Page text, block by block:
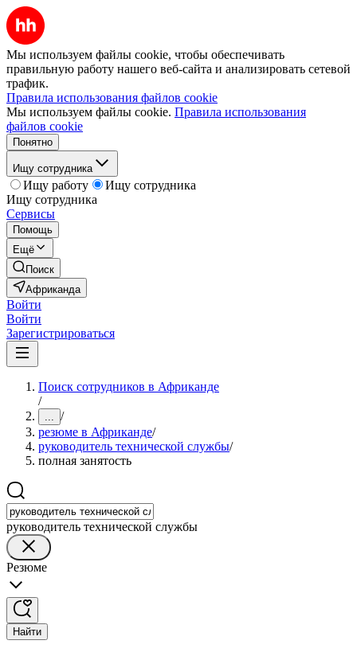
Мы используем файлы cookie, чтобы обеспечивать
правильную работу нашего веб-сайта и анализировать сетевой
трафик.
Правила использования файлов cookie
Мы используем файлы cookie. Правила использования
файлов cookie
Понятно
Ищу сотрудника
Ищу работу
Ищу сотрудника
Ищу сотрудника
Сервисы
Помощь
Ещё
Поиск
Африканда
Войти
Войти
Зарегистрироваться
Поиск сотрудников в Африканде
/
... /
резюме в Африканде/
руководитель технической службы/
полная занятость
руководитель технической службы
Резюме
Найти